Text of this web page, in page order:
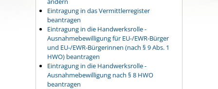
Eintragung in das Vermittlerregister
beantragen
Eintragung in die Handwerksrolle -
Ausnahmebewilligung für EU-/EWR-Bürger
und EU-/EWR-Bürgerinnen (nach § 9 Abs. 1
HWO) beantragen
Eintragung in die Handwerksrolle -
Ausnahmebewilligung nach § 8 HWO
beantragen